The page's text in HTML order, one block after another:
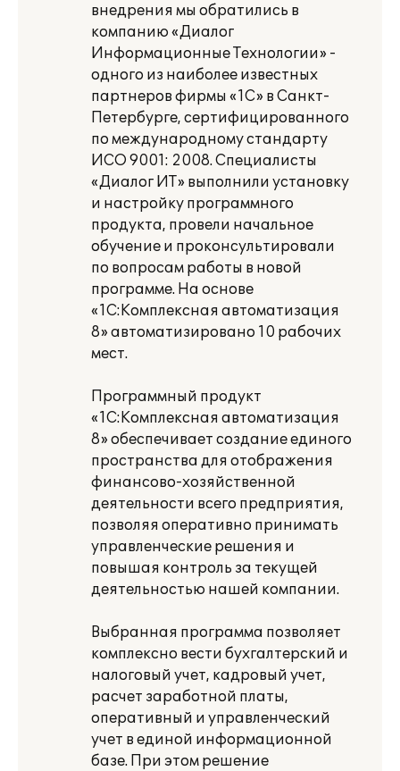
внедрения мы обратились в
компанию «Диалог
Информационные Технологии» -
одного из наиболее известных
партнеров фирмы «1С» в Санкт-
Петербурге, сертифицированного
по международному стандарту
ИСО 9001: 2008. Специалисты
«Диалог ИТ» выполнили установку
и настройку программного
продукта, провели начальное
обучение и проконсультировали
по вопросам работы в новой
программе. На основе
«1С:Комплексная автоматизация
8» автоматизировано 10 рабочих
мест.
Программный продукт
«1С:Комплексная автоматизация
8» обеспечивает создание единого
пространства для отображения
финансово-хозяйственной
деятельности всего предприятия,
позволяя оперативно принимать
управленческие решения и
повышая контроль за текущей
деятельностью нашей компании.
Выбранная программа позволяет
комплексно вести бухгалтерский и
налоговый учет, кадровый учет,
расчет заработной платы,
оперативный и управленческий
учет в единой информационной
базе. При этом решение